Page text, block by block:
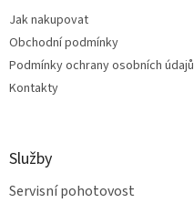
Jak nakupovat
Obchodní podmínky
Podmínky ochrany osobních údajů
Kontakty
Služby
Servisní pohotovost